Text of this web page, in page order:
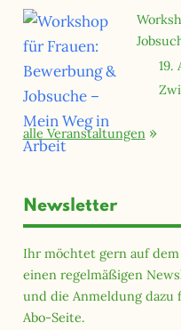
19.
alle Veranstaltungen
Newsletter
Ihr möchtet gern auf
einen regelmäßigen
und die Anmeldung
Abo-Seite.